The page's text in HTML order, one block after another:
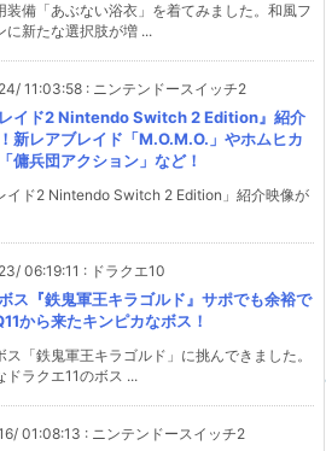
装備「あぶない浴衣」を着てみました。和風フ
に新たな選択肢が増 ...
11:03:58 : ニンテンドースイッチ2
レイド2 Nintendo Switch 2 Edition』紹介
新レアブレイド「M.O.M.O.」やホムヒカ
傭兵団アクション」など！
イド2 Nintendo Switch 2 Edition」紹介映像が
06:19:11 : ドラクエ10
ス『鉄鬼軍王キラゴルド』サポでも余裕で
から来たキンピカなボス！
ス「鉄鬼軍王キラゴルド」に挑んできました。
ドラクエ11のボス ...
01:08:13 : ニンテンドースイッチ2